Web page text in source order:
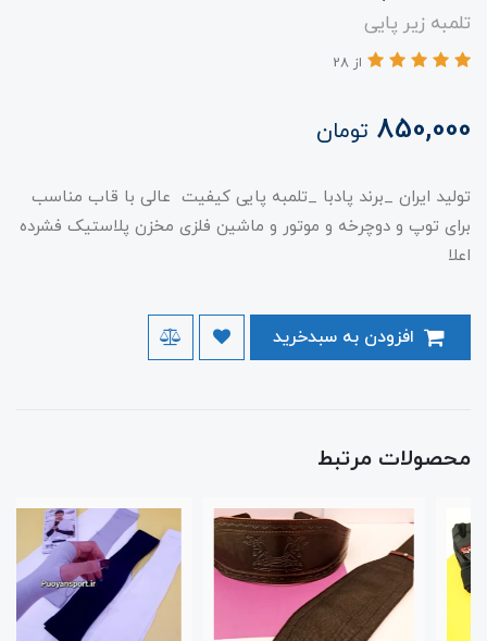
تلمبه زیر پایی
از 28
850,000 تومان
تولید ایران _برند پادبا _تلمبه پایی کیفیت عالی با قاب مناسب
برای توپ و دوچرخه و موتور و ماشین فلزی مخزن پلاستیک فشرده
اعلا
محصولات مرتبط